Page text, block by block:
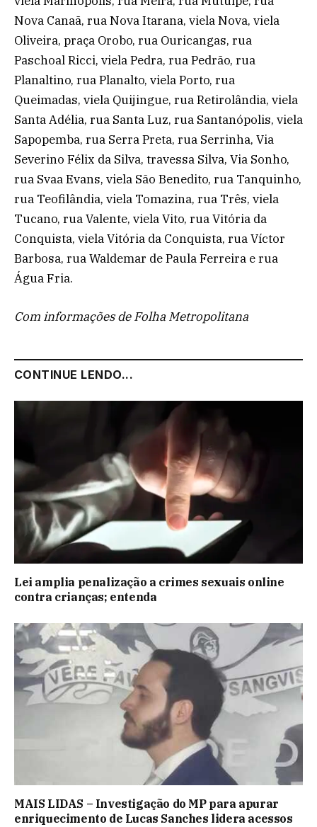
Nova Canaã, rua Nova Itarana, viela Nova, viela
Oliveira, praça Orobo, rua Ouricangas, rua
Paschoal Ricci, viela Pedra, rua Pedrão, rua
Planaltino, rua Planalto, viela Porto, rua
Queimadas, viela Quijingue, rua Retirolândia, viela
Santa Adélia, rua Santa Luz, rua Santanópolis, viela
Sapopemba, rua Serra Preta, rua Serrinha, Via
Severino Félix da Silva, travessa Silva, Via Sonho,
rua Svaa Evans, viela São Benedito, rua Tanquinho,
rua Teofilândia, viela Tomazina, rua Três, viela
Tucano, rua Valente, viela Vito, rua Vitória da
Conquista, viela Vitória da Conquista, rua Víctor
Barbosa, rua Waldemar de Paula Ferreira e rua
Água Fria.
Com informações de Folha Metropolitana
CONTINUE LENDO...
Lei amplia penalização a crimes sexuais online
contra crianças; entenda
MAIS LIDAS – Investigação do MP para apurar
enriquecimento de Lucas Sanches lidera acessos